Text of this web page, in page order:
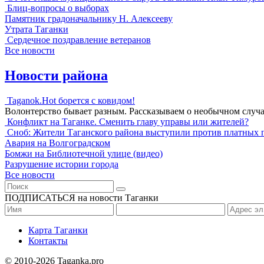
Блиц-вопросы о выборах
Памятник градоначальнику Н. Алексееву
Утрата Таганки
Сердечное поздравление ветеранов
Все новости
Новости района
Taganok.Hot борется с ковидом!
Волонтерство бывает разным. Рассказываем о необычном
Конфликт на Таганке. Сменить главу управы или жителей?
Сноб: Жители Таганского района выступили против платных
Авария на Волгоградском
Бомжи на Библиотечной улице (видео)
Разрушение истории города
Все новости
ПОДПИСАТЬСЯ на новости Таганки
Карта Таганки
Контакты
© 2010-2026 Taganka.pro